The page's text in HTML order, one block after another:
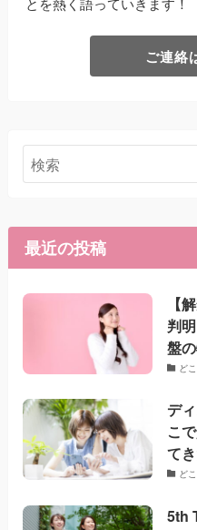
ご連絡
最近の投稿
【
判
盤
ど
デ
こ
て
ど
5th